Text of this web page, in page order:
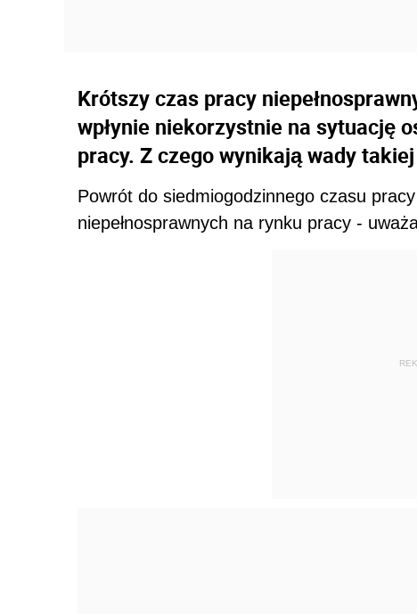
Krótszy czas pracy
wpłynie niekorzystnie na sytuację
pracy. Z czego wynikają wady
Powrót do siedmiogodzinnego czasu
niepełnosprawnych na rynku pracy -